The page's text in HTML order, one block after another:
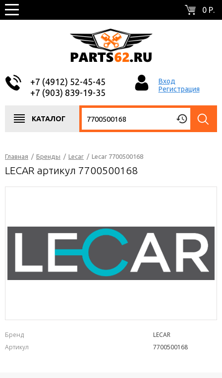
0 Р.
+7 (4912) 52-45-45
+7 (903) 839-19-35
Вход
Регистрация
КАТАЛОГ
Главная / Бренды / Lecar / Lecar 7700500168
LECAR артикул 7700500168
Бренд
LECAR
Артикул
7700500168